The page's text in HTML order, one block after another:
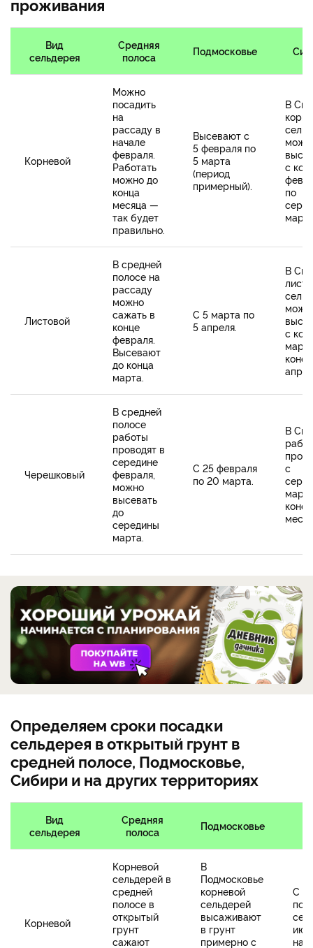
проживания
Вид
сельдерея
Средняя
полоса
Подмосковье
Корневой
Можно
посадить
на
рассаду в
начале
февраля.
Работать
можно до
конца
месяца —
так будет
правильно.
Высевают с
5 февраля по
5 марта
(период
примерный).
В
с
по
Листовой
В средней
полосе на
рассаду
можно
сажать в
конце
февраля.
Высевают
до конца
марта.
С 5 марта по
5 апреля.
В
с
конец
Черешковый
В средней
полосе
работы
проводят в
середине
февраля,
можно
высевать
до
середины
марта.
С 25 февраля
по 20 марта.
В
с
конец
Определяем сроки посадки
сельдерея в открытый грунт в
средней полосе, Подмосковье,
Сибири и на других территориях
Вид
сельдерея
Средняя
полоса
Подмосковье
Корневой
Корневой
сельдерей в
средней
полосе в
открытый
грунт
сажают
В
Подмосковье
корневой
сельдерей
высаживают
в грунт
примерно с
С
по